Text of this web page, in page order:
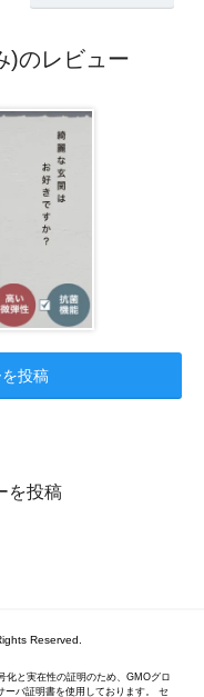
)のレビュー
投稿
を投稿
Reserved.
化と実在性の証明のため、GMOグロ
ーバ証明書を使用しております。 セ